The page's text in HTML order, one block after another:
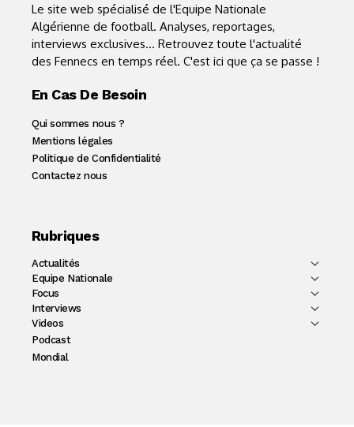
Le site web spécialisé de l'Equipe Nationale
Algérienne de football. Analyses, reportages,
interviews exclusives... Retrouvez toute l'actualité
des Fennecs en temps réel. C'est ici que ça se passe !
En Cas De Besoin
Qui sommes nous ?
Mentions légales
Politique de Confidentialité
Contactez nous
Rubriques
Actualités
Equipe Nationale
Focus
Interviews
Videos
Podcast
Mondial